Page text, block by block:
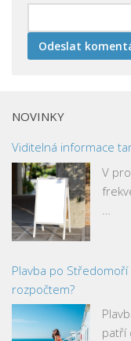
NOVINKY
Viditelná informace
V
Plavba po
rozpočtem?
patří